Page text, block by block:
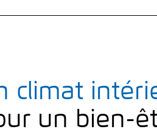
climat
un bien-